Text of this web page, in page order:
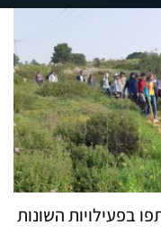
בפעילויות השונות